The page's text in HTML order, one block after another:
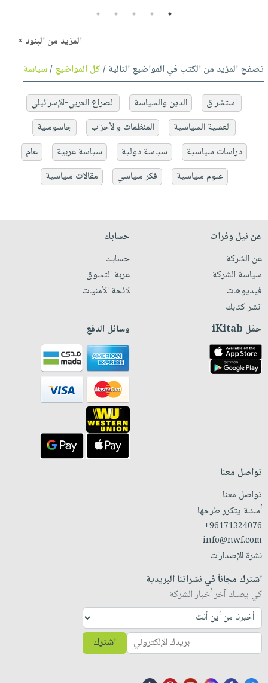
1
2
3
4
5
المزيد من البنود »
تصفح المزيد من الكتب في المواضيع التالية /كل المواضيع/سياسة
استشراق الدين والسياسة
الصراع العربي-الإسرائيلي
العملية السياسية
المنظمات والأحزاب
جاسوسية
دراسات سياسية
سياسة دولية سياسة عربية
عام
علوم سياسية
فكر سياسي مقالات سياسية
عن نيل وفرات
عن الشركة
سياسة الشركة
فيديوهات
انشر كتابك
حسابك
حسابك
عربة التسوق
لائحة الأمنيات
حمّل iKitab وسائل الدفع
تواصل معنا
تواصل معنا
أسئلة يتكرر طرحها
+96171324076
info@nwf.com
نشرة الإصدارات
اشترك مجاناً في نشراتنا البريدية
كي يصلك آخر أخبار الشركة
اشترك